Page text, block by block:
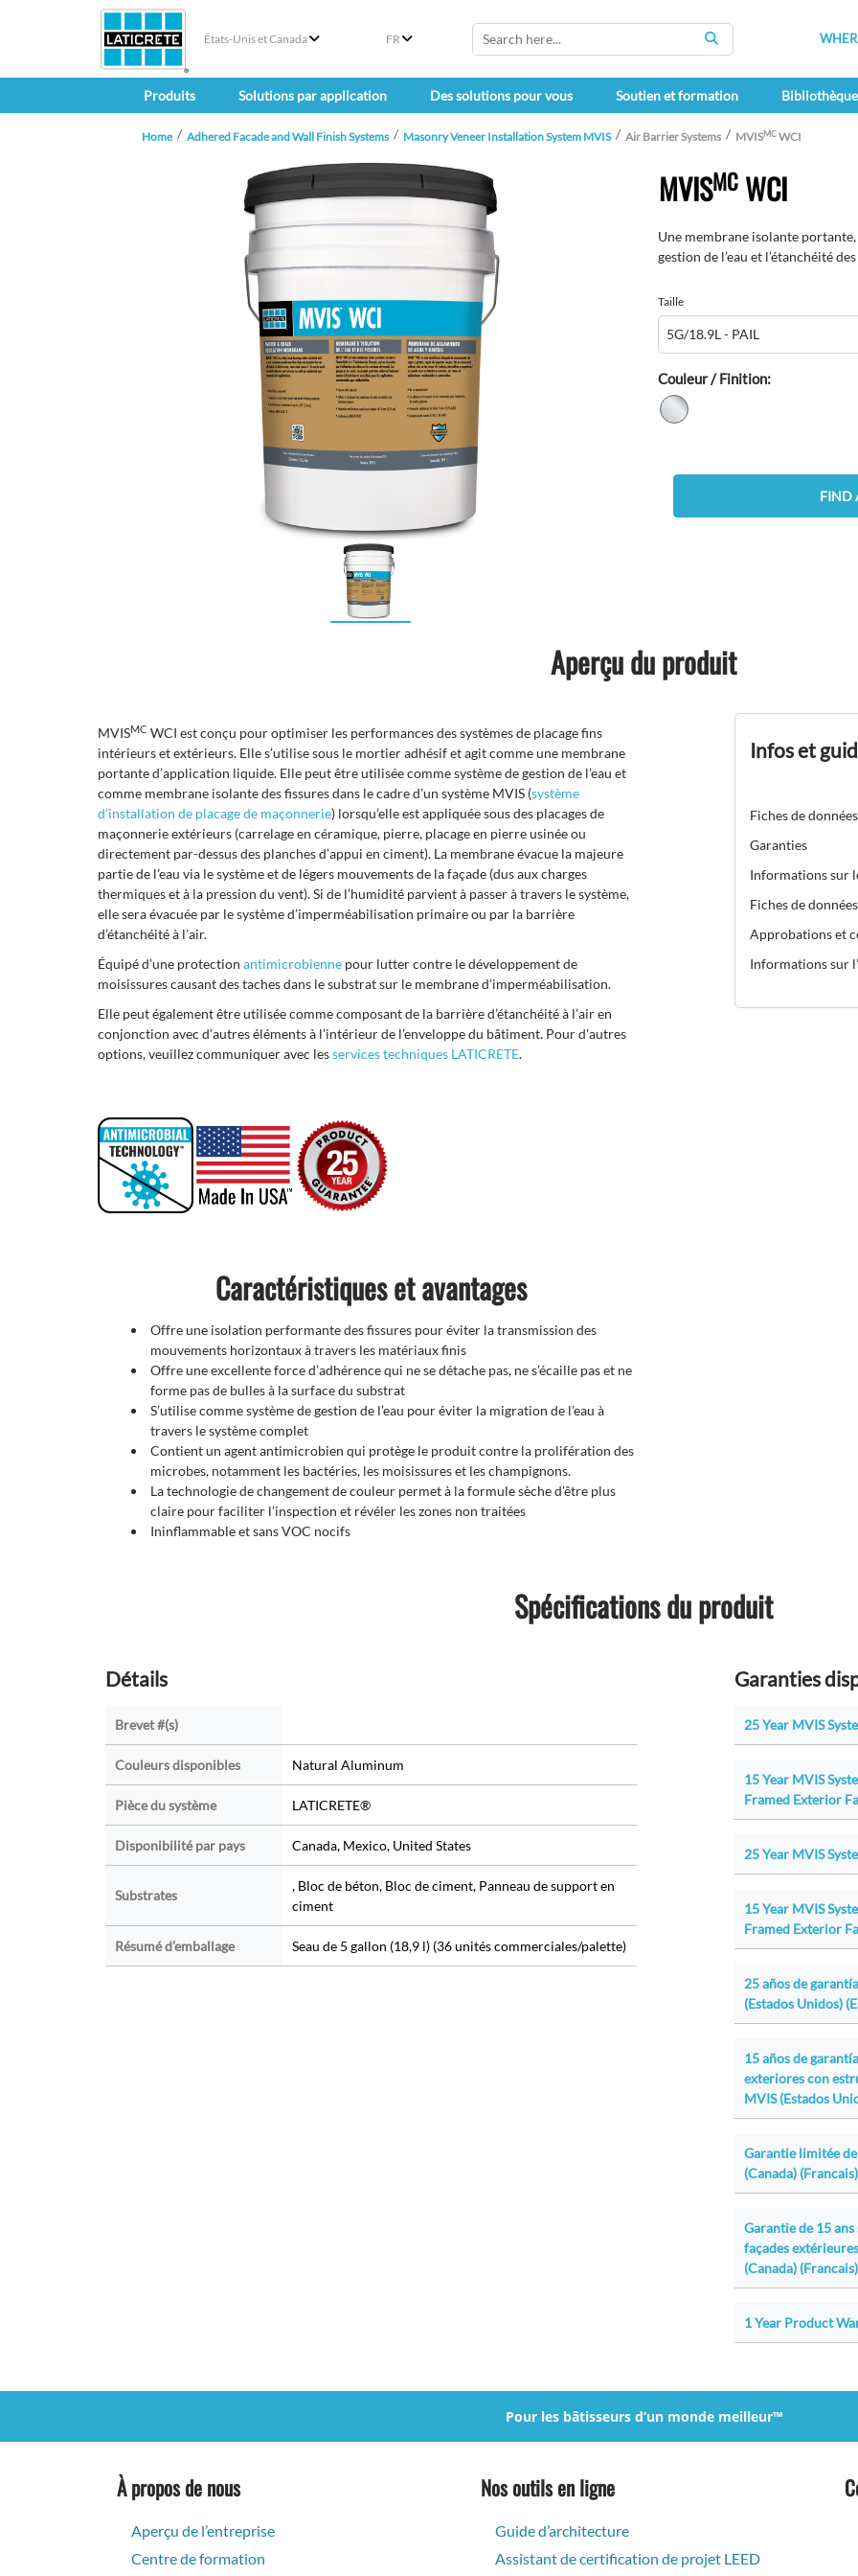
États-Unis et Canada FR
SEARCH
Produits Solutions par application Des solutions pour vous Soutien et formation
Home Adhered Facade and Wall Finish Systems Masonry Veneer Installation System MVIS Air Barrier Systems MVISMCWCI
MVISMC WCI
Une membrane isolante
gestion de l’eau et l’étanchéité
Taille
Couleur / Finition:
FIND
Aperçu du produit
MVISMC WCI est conçu pour optimiser les performances des systèmes de placage fins
intérieurs et extérieurs. Elle s’utilise sous le mortier adhésif et agit comme une membrane
portante d’application liquide. Elle peut être utilisée comme système de gestion de l’eau et
comme membrane isolante des fissures dans le cadre d’un système MVIS (système
d’installation de placage de maçonnerie) lorsqu’elle est appliquée sous des placages de
maçonnerie extérieurs (carrelage en céramique, pierre, placage en pierre usinée ou
directement par-dessus des planches d’appui en ciment). La membrane évacue la majeure
partie de l’eau via le système et de légers mouvements de la façade (dus aux charges
thermiques et à la pression du vent). Si de l’humidité parvient à passer à travers le système,
elle sera évacuée par le système d’imperméabilisation primaire ou par la barrière
d’étanchéité à l’air.
Équipé d’une protection antimicrobienne pour lutter contre le développement de
moisissures causant des taches dans le substrat sur le membrane d’imperméabilisation.
Elle peut également être utilisée comme composant de la barrière d’étanchéité à l’air en
conjonction avec d’autres éléments à l’intérieur de l’enveloppe du bâtiment. Pour d'autres
options, veuillez communiquer avec lesservices techniques LATICRETE.
Infos et
Fiches de
Garanties
Informations sur
Fiches de
Approbations et
Informations sur
Caractéristiques et avantages
Offre une isolation performante des fissures pour éviter la transmission des
mouvements horizontaux à travers les matériaux finis
Offre une excellente force d’adhérence qui ne se détache pas, ne s’écaille pas et ne
forme pas de bulles à la surface du substrat
S’utilise comme système de gestion de l’eau pour éviter la migration de l’eau à
travers le système complet
Contient un agent antimicrobien qui protège le produit contre la prolifération des
microbes, notamment les bactéries, les moisissures et les champignons.
La technologie de changement de couleur permet à la formule sèche d’être plus
claire pour faciliter l’inspection et révéler les zones non traitées
Ininflammable et sans VOC nocifs
Spécifications du produit
Détails
Brevet #(s)
Couleurs disponibles Natural Aluminum
Pièce du système LATICRETE®
Disponibilité par pays Canada, Mexico, United States
Substrates
, Bloc de béton, Bloc de ciment, Panneau de support en
ciment
Résumé d’emballage Seau de 5 gallon (18,9 l) (36 unités commerciales/palette)
Garanties
25 Year MVIS
15 Year MVIS
Framed Exterior
25 Year MVIS
15 Year MVIS
Framed Exterior
25 años de
(Estados Unidos)
15 años de
exteriores con
MVIS (Estados
Garantie limitée
(Canada) (Francais)
Garantie de 15
façades
(Canada) (Francais)
1 Year Product
Pour les bâtisseurs d’un monde meilleur™
À propos de nous
Aperçu de l’entreprise
Centre de formation
Nos outils en ligne
Guide d’architecture
Assistant de certification de projet LEED